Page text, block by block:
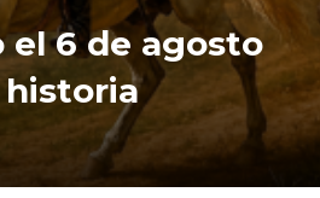
el 6 de agosto
historia